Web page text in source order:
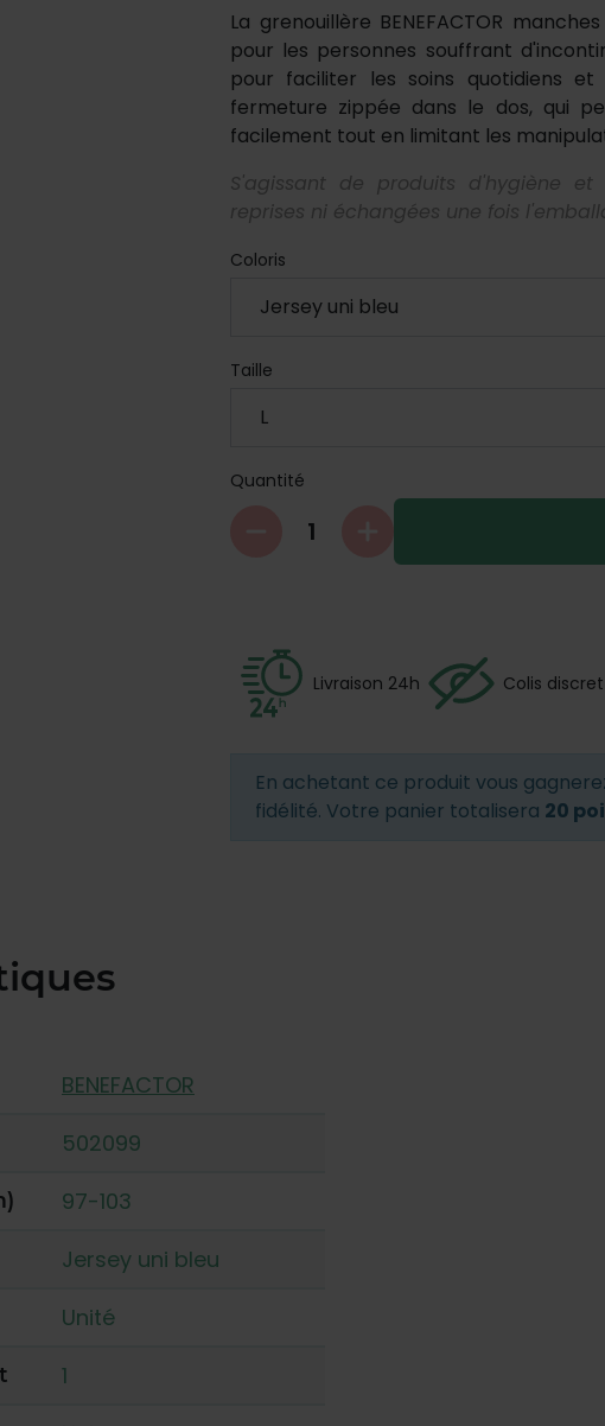
La grenouillère BENEFACTOR
pour les personnes souffrant
pour faciliter les soins quotidiens
fermeture zippée dans le dos, qui
facilement tout en limitant les
S'agissant de produits d'hygiène
reprises ni échangées une fois
Coloris
Taille
Quantité
Livraison 24h Colis discret
En achetant ce produit vous
fidélité. Votre panier totalisera 20
BENEFACTOR
502099
97-103
Jersey uni bleu
Unité
1